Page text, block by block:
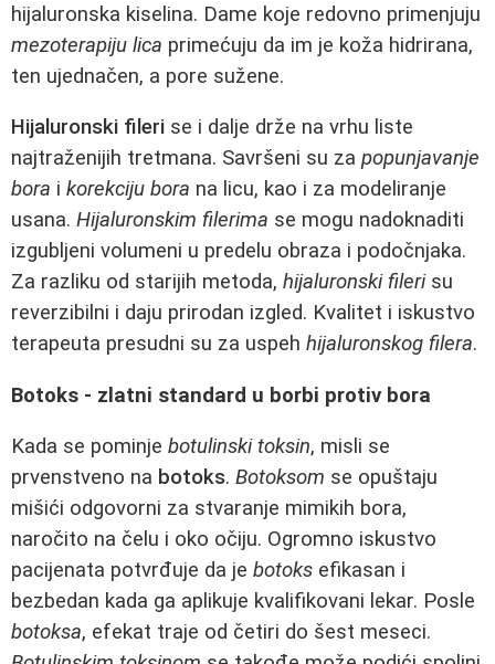
hijaluronska kiselina. Dame koje redovno primenjuju
mezoterapiju lica primećuju da im je koža hidrirana,
ten ujednačen, a pore sužene.
Hijaluronski fileri se i dalje drže na vrhu liste
najtraženijih tretmana. Savršeni su za popunjavanje
bora i korekciju bora na licu, kao i za modeliranje
usana. Hijaluronskim filerima se mogu nadoknaditi
izgubljeni volumeni u predelu obraza i podočnjaka.
Za razliku od starijih metoda, hijaluronski filerisu
reverzibilni i daju prirodan izgled. Kvalitet i iskustvo
terapeuta presudni su za uspeh hijaluronskog filera.
Botoks - zlatni standard u borbi protiv bora
Kada se pominje botulinski toksin, misli se
prvenstveno na botoks. Botoksom se opuštaju
mišići odgovorni za stvaranje mimikih bora,
naročito na čelu i oko očiju. Ogromno iskustvo
pacijenata potvrđuje da je botoks efikasan i
bezbedan kada ga aplikuje kvalifikovani lekar. Posle
botoksa, efekat traje od četiri do šest meseci.